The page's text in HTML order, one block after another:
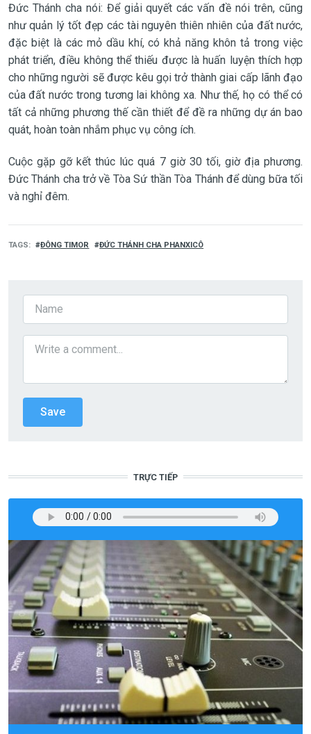
Đức Thánh cha nói: Để giải quyết các vấn đề nói trên, cũng
như quản lý tốt đẹp các tài nguyên thiên nhiên của đất nước,
đặc biệt là các mỏ dầu khí, có khả năng khôn tả trong việc
phát triển, điều không thể thiếu được là huấn luyện thích hợp
cho những người sẽ được kêu gọi trở thành giai cấp lãnh đạo
của đất nước trong tương lai không xa. Như thế, họ có thể có
tất cả những phương thế cần thiết để đề ra những dự án bao
quát, hoàn toàn nhắm phục vụ công ích.
Cuộc gặp gỡ kết thúc lúc quá 7 giờ 30 tối, giờ địa phương.
Đức Thánh cha trở về Tòa Sứ thần Tòa Thánh để dùng bữa tối
và nghỉ đêm.
TAGS ĐÔNG TIMOR ĐỨC THÁNH CHA PHANXICÔ
TRỰC TIẾP